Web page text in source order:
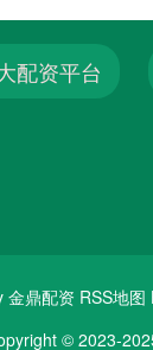
配资平台
金鼎配资 RSS地图
© 2023-